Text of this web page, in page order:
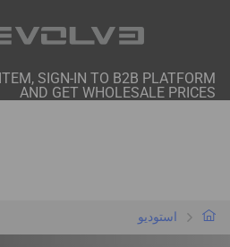
SIGN-IN TO B2B PLATFORM
AND GET WHOLESALE PRICES
استوديو